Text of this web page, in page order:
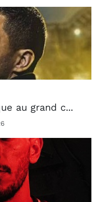
au grand c...